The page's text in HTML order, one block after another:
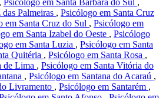
, Psicólogo em Santa Bárbara do Sul ,
Palmeiras , Psicólogo em Santa Cruz
em Santa Cruz do Sul , Psicólogo em
em Santa Izabel do Oeste , Psicólogo
em Santa Luzia , Psicólogo em Santa
Quitéria , Psicólogo em Santa Rosa ,
de Lima , Psicólogo em Santa Vitória do
, Psicólogo em Santana do Acaraú ,
Livramento , Psicólogo em Santarém ,